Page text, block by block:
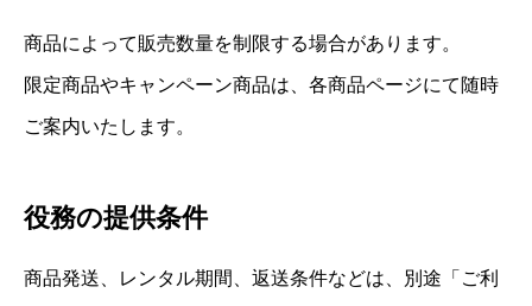
商品によって販売数量を制限する場合があります。
限定商品やキャンペーン商品は、各商品ページにて随時
ご案内いたします。
役務の提供条件
商品発送、レンタル期間、返送条件などは、別途「ご利